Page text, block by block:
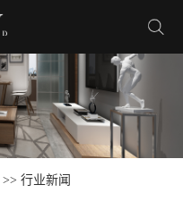
>> 行业新闻